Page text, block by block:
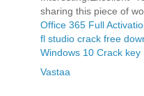
sharing this piece of
Office 365 Full
fl studio crack free
Windows 10 Crack key
Vastaa